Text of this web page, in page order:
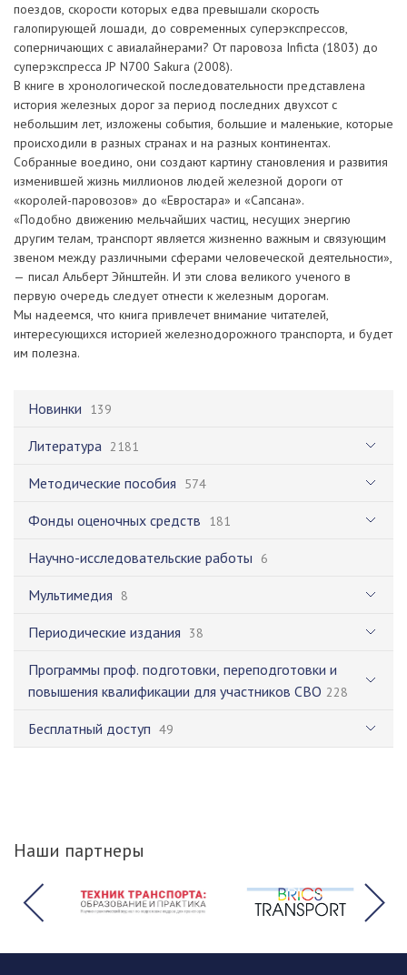
Новинки 139
Литература 2181
Методические пособия 574
Фонды оценочных средств 181
Научно-исследовательские работы 6
Мультимедия 8
Периодические издания 38
Программы проф. подготовки, переподготовки и
повышения квалификации для участников СВО 228
Бесплатный доступ 49
поездов, скорости которых едва превышали скорость
галопирующей лошади, до современных суперэкспрессов,
соперничающих с авиалайнерами? От паровоза Inficta (1803) до
суперэкспресса JP N700 Sakura (2008).
В книге в хронологической последовательности представлена
история железных дорог за период последних двухсот с
небольшим лет, изложены события, большие и маленькие, которые
происходили в разных странах и на разных континентах.
Собранные воедино, они создают картину становления и развития
изменившей жизнь миллионов людей железной дороги от
«королей-паровозов» до «Евростара» и «Сапсана».
«Подобно движению мельчайших частиц, несущих энергию
другим телам, транспорт является жизненно важным и связующим
звеном между различными сферами человеческой деятельности»,
— писал Альберт Эйнштейн. И эти слова великого ученого в
первую очередь следует отнести к железным дорогам.
Мы надеемся, что книга привлечет внимание читателей,
интересующихся историей железнодорожного транспорта, и будет
им полезна.
Наши партнеры